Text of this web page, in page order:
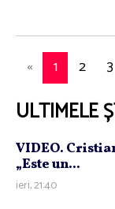
« 1 2 3
ULTIMELE
VIDEO.
„Este un...
ieri, 21:40